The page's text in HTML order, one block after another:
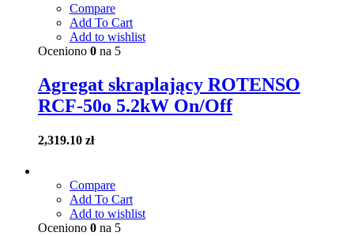
Compare
Add To Cart
Add to wishlist
Oceniono 0 na 5
Agregat skraplający ROTENSO
RCF-50o 5.2kW On/Off
2,319.10 zł
Compare
Add To Cart
Add to wishlist
Oceniono 0 na 5